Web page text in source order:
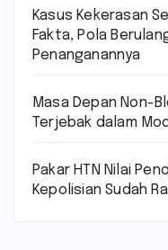
Kasus Kekerasan
Fakta, Pola
Penanganannya
Masa Depan Non-
Terjebak dalam
Pakar HTN Nilai
Kepolisian Sudah